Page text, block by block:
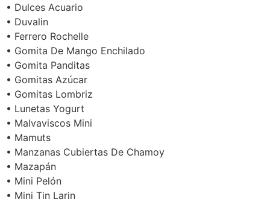
• Dulces Acuario
• Duvalin
• Ferrero Rochelle
• Gomita De Mango Enchilado
• Gomita Panditas
• Gomitas Azúcar
• Gomitas Lombriz
• Lunetas Yogurt
• Malvaviscos Mini
• Mamuts
• Manzanas Cubiertas De Chamoy
• Mazapán
• Mini Pelón
• Mini Tin Larin